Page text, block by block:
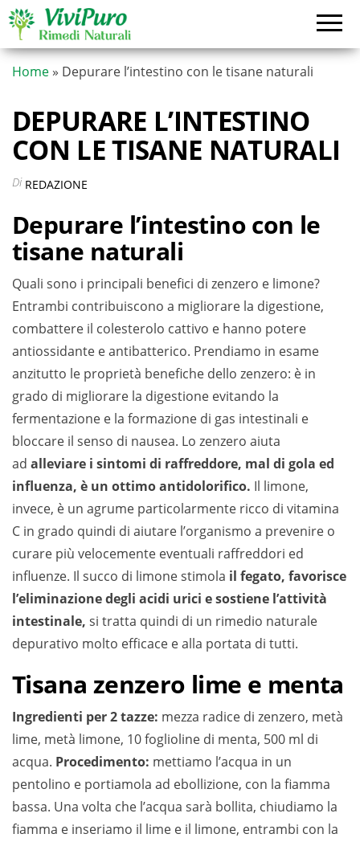
Vai
contenuto
Home » Depurare l’intestino con le tisane naturali
DEPURARE L’INTESTINO
CON LE TISANE NATURALI
Di REDAZIONE
Depurare l’intestino con le
tisane naturali
Quali sono i principali benefici di zenzero e limone?
Entrambi contribuiscono a migliorare la digestione,
combattere il colesterolo cattivo e hanno potere
antiossidante e antibatterico. Prendiamo in esame
anzitutto le proprietà benefiche dello zenzero: è in
grado di migliorare la digestione evitando la
fermentazione e la formazione di gas intestinali e
bloccare il senso di nausea. Lo zenzero aiuta
ad alleviare i sintomi di raffreddore, mal di gola ed
influenza, è un ottimo antidolorifico. Il limone,
invece, è un agrume particolarmente ricco di vitamina
C in grado quindi di aiutare l’organismo a prevenire o
curare più velocemente eventuali raffreddori ed
influenze. Il succo di limone stimola il fegato, favorisce
l’eliminazione degli acidi urici e sostiene l’attività
intestinale, si tratta quindi di un rimedio naturale
depurativo molto efficace e alla portata di tutti.
Tisana zenzero lime e menta
Ingredienti per 2 tazze: mezza radice di zenzero, metà
lime, metà limone, 10 foglioline di menta, 500 ml di
acqua. Procedimento: mettiamo l’acqua in un
pentolino e portiamola ad ebollizione, con la fiamma
bassa. Una volta che l’acqua sarà bollita, chiudiamo la
fiamma e inseriamo il lime e il limone, entrambi con la